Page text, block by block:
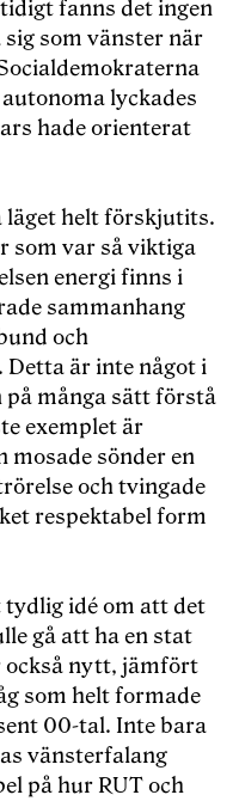
fanns det ingen
som vänster när
lyckades
hade orienterat
läget helt förskjutits.
som var så viktiga
energi finns i
sammanhang
och
är inte något i
många sätt förstå
exemplet är
mosade sönder en
och tvingade
respektabel form
idé om att det
gå att ha en stat
också nytt, jämfört
som helt formade
00-tal. Inte bara
vänsterfalang
på hur RUT och